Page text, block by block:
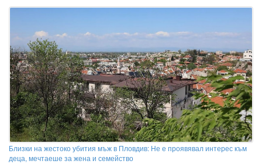
Близки на жестоко убития мъж в Пловдив: Не е проявявал интерес към
деца, мечтаеше за жена и семейство